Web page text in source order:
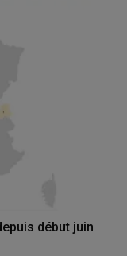
début juin